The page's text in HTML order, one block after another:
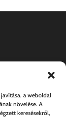
a weboldal
növelése. A
keresésekről,